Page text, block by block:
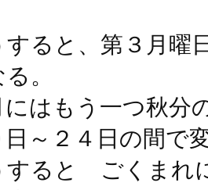
すると、第３月曜
。
にはもう一つ秋分
日～２４日の間で
すると ごくまれ